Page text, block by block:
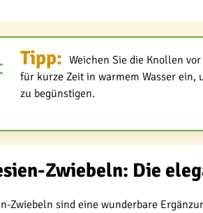
Tipp: Weichen Sie die Knollen
für kurze Zeit in warmem Wasser ein,
zu begünstigen.
Zwiebeln: Die
Zwiebeln sind eine wunderbare